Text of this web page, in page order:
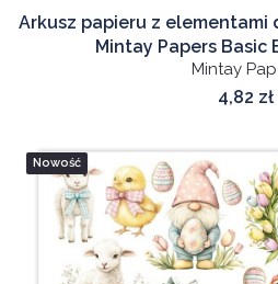
Arkusz papieru z elementami
Mintay Papers Basic
Mintay
Cena
4,82 zł
Nowość